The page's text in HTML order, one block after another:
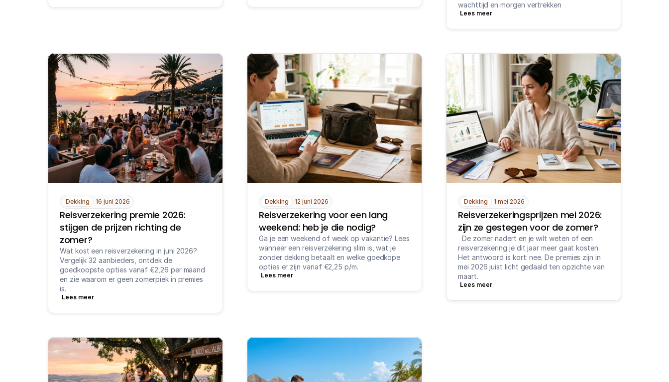
wachttijd en morgen vertrekken
Lees meer
Dekking 16 juni 2026
Reisverzekering premie 2026:
stijgen de prijzen richting de
zomer?
Wat kost een reisverzekering in juni 2026?
Vergelijk 32 aanbieders, ontdek de
goedkoopste opties vanaf €2,26 per maand
en zie waarom er geen zomerpiek in premies
is.
Lees meer
Dekking 12 juni 2026
Reisverzekering voor een lang
weekend: heb je die nodig?
Ga je een weekend of week op vakantie? Lees
wanneer een reisverzekering slim is, wat je
zonder dekking betaalt en welke goedkope
opties er zijn vanaf €2,25 p/m.
Lees meer
Dekking 1 mei 2026
Reisverzekeringsprijzen mei 2026:
zijn ze gestegen voor de zomer?
reisverzekering je dit jaar meer gaat kosten.
Het antwoord is kort: nee. De premies zijn in
mei 2026 juist licht gedaald ten opzichte van
maart.
Lees meer